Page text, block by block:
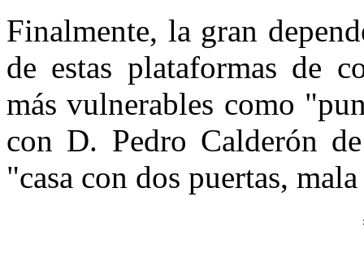
Finalmente, la gran
de estas plataformas de
más vulnerables como
con D. Pedro Calderón
"casa con dos puertas,